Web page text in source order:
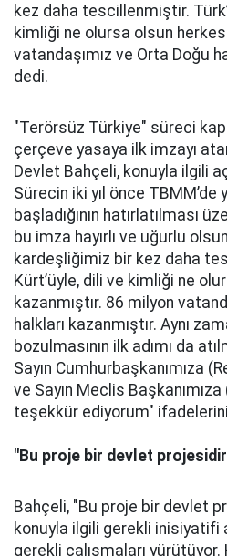
kez daha tescillenmiştir.
kimliği ne olursa olsun
vatandaşımız ve Orta Doğu
dedi.
"Terörsüz Türkiye" süreci
çerçeve yasaya ilk imzayı
Devlet Bahçeli, konuyla ilgili
Sürecin iki yıl önce TBMM’de
başladığının hatırlatılması
bu imza hayırlı ve uğurlu
kardeşliğimiz bir kez daha
Kürt’üyle, dili ve kimliği ne
kazanmıştır. 86 milyon
halkları kazanmıştır. Aynı
bozulmasının ilk adımı da
Sayın Cumhurbaşkanımıza
ve Sayın Meclis
teşekkür ediyorum" ifadelerini
"Bu proje bir devlet
Bahçeli, "Bu proje bir devlet
konuyla ilgili gerekli inisiyatifi
gerekli çalışmaları